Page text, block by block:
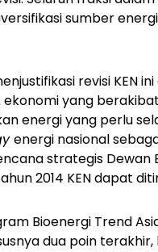
sumber
revisi KEN
yang
energi yang perlu
energi nasional
strategis Dewan
2014 KEN dapat
Bioenergi Trend
dua poin